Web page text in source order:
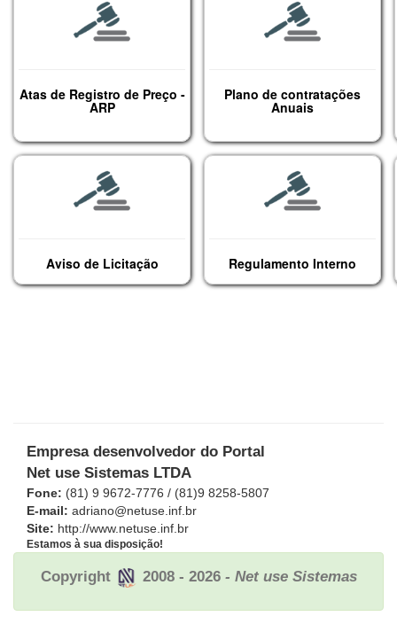
Atas de Registro de Preço -
ARP
Plano de contratações
Anuais
Aviso de Licitação Regulamento Interno
Empresa desenvolvedor do Portal
Net use Sistemas LTDA
Fone: (81) 9 9672-7776 / (81)9 8258-5807
E-mail: adriano@netuse.inf.br
Site: http://www.netuse.inf.br
Estamos à sua disposição!
Copyright 2008 - 2026 - Net use Sistemas